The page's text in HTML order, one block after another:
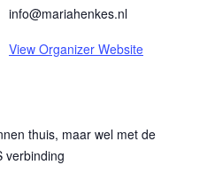
thuis, maar wel met de
verbinding
info@mariahenkes.nl
View Organizer Website